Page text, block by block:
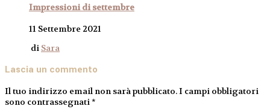
Impressioni di settembre
11 Settembre 2021
di Sara
Lascia un commento
Il tuo indirizzo email non sarà pubblicato.I campi obbligatori
sono contrassegnati*